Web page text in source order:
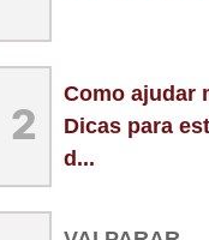
2
Como ajudar
Dicas para
d...